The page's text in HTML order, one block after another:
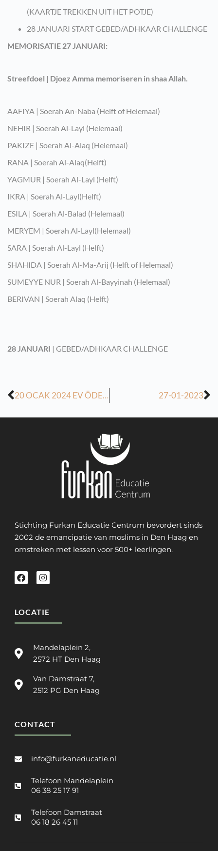
(KAARTJE TREKKEN UIT HET POTJE)
28 JANUARI START GEBED/ADHKAAR CHALLENGE
MEMORISATIE 27 JANUARI:
Streefdoel | Djoez Amma memoriseren in shaa Allah.
AAFIYA | Soerah An-Naba (Helft of Helemaal)
NEHIR | Soerah Al-Layl (Helemaal)
PAKIZE | Soerah Al-Alaq (Helemaal)
RANA | Soerah Al-Alaq(Helft)
YAGMUR | Soerah Al-Layl (Helft)
IKRA | Soerah Al-Layl(Helft)
ESILA | Soerah Al-Balad (Helemaal)
MERYEM | Soerah Al-Layl(Helemaal)
SARA | Soerah Al-Layl (Helft)
SHAHIDA | Soerah Al-Ma-Arij (Helft of Helemaal)
SUMEYYE NUR | Soerah Al-Bayyinah (Helemaal)
BERIVAN | Soerah Alaq (Helft)
28 JANUARI | GEBED/ADHKAAR CHALLENGE
20 OCAK 2024 EV ÖDEVİ (s.ç) 27-01-2023
Stichting Furkan Educatie Centrum bevordert sinds
2002 de emancipatie van moslims in Den Haag en
omstreken met lessen voor 500+ leerlingen.
LOCATIE
Mandelaplein 2,
2572 HT Den Haag
Van Damstraat 7,
2512 PG Den Haag
CONTACT
info@furkaneducatie.nl
Telefoon Mandelaplein
06 38 25 17 91
Telefoon Damstraat
06 18 26 45 11